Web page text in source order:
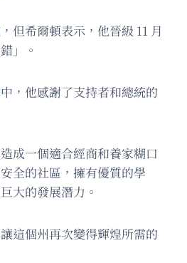
但希爾頓表示，他晉級 11 月
」。
，他感謝了支持者和總統的
成一個適合經商和養家糊口
全的社區，擁有優質的學
大的發展潛力。
這個州再次變得輝煌所需的